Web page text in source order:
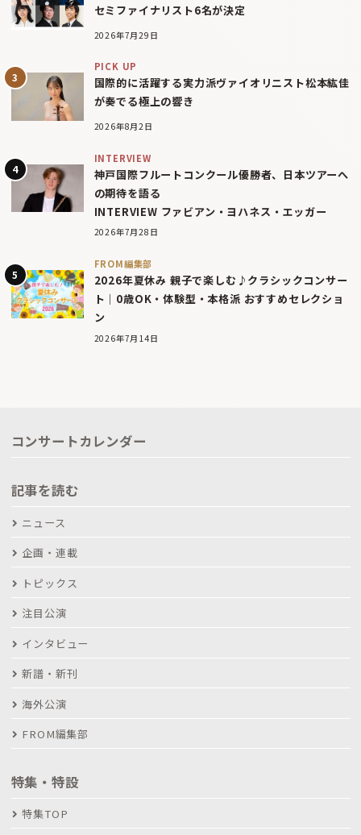
セミファイナリスト6名が決定
2026年7月29日
PICK UP
国際的に活躍する実力派ヴァイオリニスト松本紘佳
が奏でる極上の響き
2026年8月2日
INTERVIEW
神戸国際フルートコンクール優勝者、日本ツアーへ
の期待を語る
INTERVIEW ファビアン・ヨハネス・エッガー
2026年7月28日
FROM編集部
2026年夏休み 親子で楽しむ♪クラシックコンサー
ト｜0歳OK・体験型・本格派 おすすめセレクショ
ン
2026年7月14日
コンサートカレンダー
記事を読む
ニュース
企画・連載
トピックス
注目公演
インタビュー
新譜・新刊
海外公演
FROM編集部
特集・特設
特集TOP